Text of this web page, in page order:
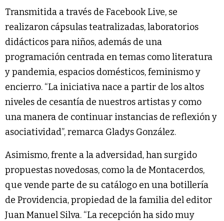
Transmitida a través de Facebook Live, se
realizaron cápsulas teatralizadas, laboratorios
didácticos para niños, además de una
programación centrada en temas como literatura
y pandemia, espacios domésticos, feminismo y
encierro. “La iniciativa nace a partir de los altos
niveles de cesantía de nuestros artistas y como
una manera de continuar instancias de reflexión y
asociatividad”, remarca Gladys González.
Asimismo, frente a la adversidad, han surgido
propuestas novedosas, como la de Montacerdos,
que vende parte de su catálogo en una botillería
de Providencia, propiedad de la familia del editor
Juan Manuel Silva. “La recepción ha sido muy